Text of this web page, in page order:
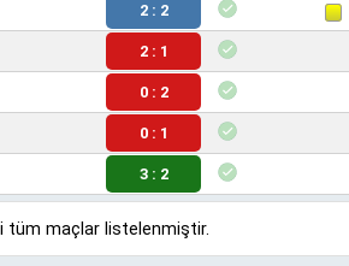
2 : 2
2 : 1
0 : 2
0 : 1
3 : 2
tüm maçlar listelenmiştir.